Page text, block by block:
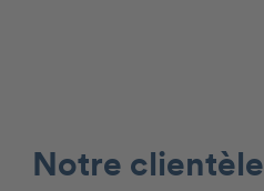
Notre clientèle